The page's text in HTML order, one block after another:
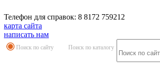
Телефон для справок: 8 8172 759212
карта сайта
написать нам
Поиск по сайту Поиск по каталогу